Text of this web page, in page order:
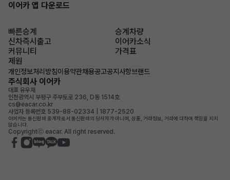
이어카 앱 다운로드
빠른승계
승계차량
신차즉시출고
이어카소식
커뮤니티
가격표
제원
개인정보처리방침이용약관채용공고공지사항브랜드
주식회사 이어카
대표 유우재
인천광역시 부평구 주부토로 236, D동 1514호
cs@eacar.co.kr
사업자 등록번호 539-88-02334 | 1877-2520
이어카는 통신판매 중개자로서 통신판매의 당사자가 아니며, 상품, 거래정보, 거래에 대하여 책임을 지지
않습니다.
Copyrightⓒ eacar. All right reserved.